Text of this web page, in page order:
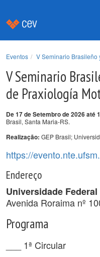
Eventos V Seminario
V Seminario
de Praxiología
De 17 de Setembro de 2026 até
Brasil, Santa Maria-RS.
Realização: GEP Brasil;
https://
Endereço
Universidade
Avenida Roraima nº
Programa
___ 1ª Circular